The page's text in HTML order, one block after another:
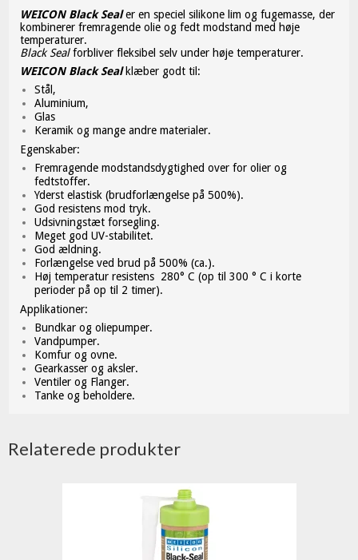
WEICON Black Sealer en speciel silikone lim og fugemasse, der
kombinerer fremragende olie og fedt modstand med høje
temperaturer.
Black Sealforbliver fleksibel selv under høje temperaturer.
WEICON Black Sealklæber godt til:
Stål,
Aluminium,
Glas
Keramik og mange andre materialer.
Egenskaber:
Fremragende modstandsdygtighed over for olier og
fedtstoffer.
Yderst elastisk (brudforlængelse på 500%).
God resistens mod tryk.
Udsivningstæt forsegling.
Meget god UV-stabilitet.
God ældning.
Forlængelse ved brud på 500% (ca.).
Høj temperatur resistens 280° C (op til 300 ° C i korte
perioder på op til 2 timer).
Applikationer:
Bundkar og oliepumper.
Vandpumper.
Komfur og ovne.
Gearkasser og aksler.
Ventiler og Flanger.
Tanke og beholdere.
Relaterede produkter